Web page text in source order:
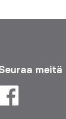
meitä